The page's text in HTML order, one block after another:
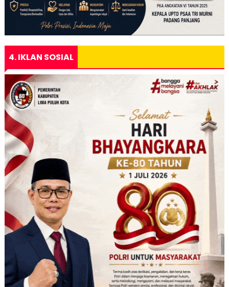
4. IKLAN SOSIAL